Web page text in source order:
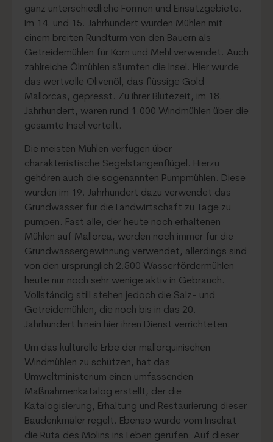
ganz unterschiedliche Formen und Einsatzgebiete.
Im 14. und 15. Jahrhundert wurden Mühlen mit
einem breiten Rundturm von den Bauern als
Getreidemühlen für Korn und Mehl verwendet. Auch
zahlreiche Ölmühlen säumten die Insel. Hier wurde
das wertvolle Olivenöl, das flüssige Gold
Mallorcas, gepresst. Zu ihrer Blütezeit, im 18.
Jahrhundert, waren rund 1.000 Windmühlen über die
gesamte Insel verteilt.
Die meisten Mühlen verfügen über
charakteristische Segelstangenflügel. Hierzu
gehören auch die sogenannten Pumpmühlen. Diese
wurden im 19. Jahrhundert dazu verwendet das
Grundwasser für die Landwirtschaft zu Tage zu
pumpen. Fast alle, der heute noch erhaltenen
Mühlen auf Mallorca, werden noch immer für die
Grundwassergewinnung verwendet, allerdings sind
von den ursprünglich 2.500 Wasserfördermühlen
heute nur noch sehr wenige aktiv in Gebrauch.
Vollständig still stehen jedoch die Salz- und
Getreidemühlen, die noch bis in das 20.
Jahrhundert hinein hier ihren Dienst verrichteten.
Um das kulturelle Erbe der mallorquinischen
Windmühlen zu schützen, hat das
Umweltministerium einen umfassenden
Maßnahmenkatalog erstellt, der die
Katalogisierung, Erhaltung und Restaurierung dieser
Baudenkmäler regelt. Ebenso wurde vom Inselrat
die Ruta des Molins ins Leben gerufen. Auf dieser